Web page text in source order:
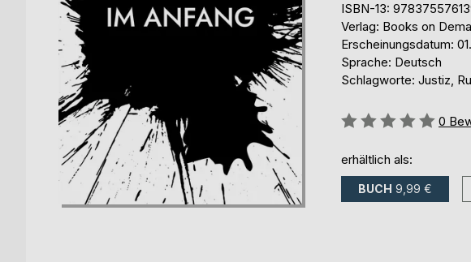
ISBN-13:
Verlag: Books on
Erscheinungsdatum:
Sprache: Deutsch
Schlagworte: Justiz,
Bewertung::
0
erhältlich als:
BUCH 9,99 €